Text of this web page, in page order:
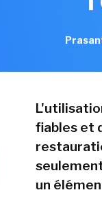
fiables et
un